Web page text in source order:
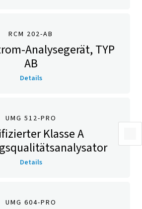
RCM 202-AB
Analysegerät, TYP
AB
Details
UMG 512-PRO
Klasse A
Details
UMG 604-PRO